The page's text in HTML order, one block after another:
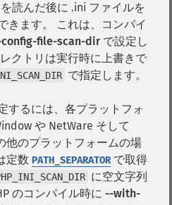
を読んだ後に .ini ファイルを
きます。 これは、コンパイ
file-scan-dirで設定し
クトリは実行時に上書きで
で指定します。
するには、各プラットフォ
や NetWare そして
他のプラットフォームの場
定数 PATH_SEPARATORで取得
に空文字列
のコンパイル時に --with-